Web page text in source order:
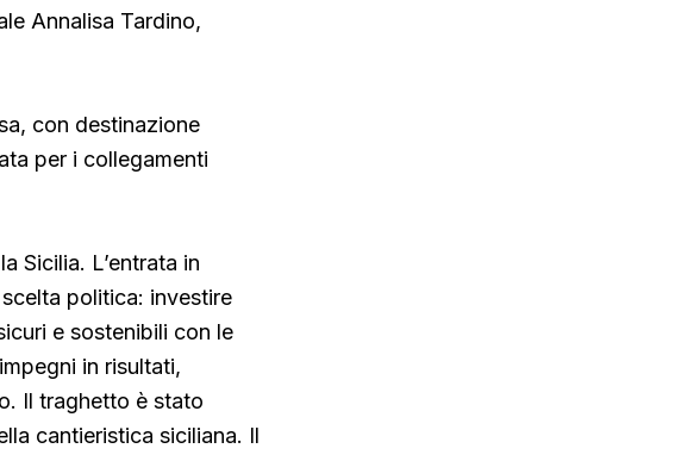
Annalisa Tardino,
con destinazione
per i collegamenti
Sicilia. L’entrata in
politica: investire
e sostenibili con le
in risultati,
Il traghetto è stato
cantieristica siciliana. Il